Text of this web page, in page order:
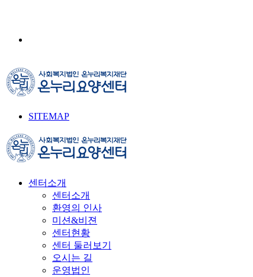
SITEMAP
센터소개
센터소개
환영의 인사
미션&비젼
센터현황
센터 둘러보기
오시는 길
운영법인